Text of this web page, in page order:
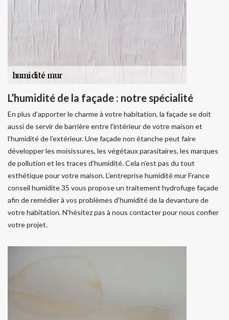
L’humidité de la façade : notre spécialité
En plus d’apporter le charme à votre habitation, la façade se doit
aussi de servir de barrière entre l’intérieur de votre maison et
l’humidité de l’extérieur. Une façade non étanche peut faire
développer les moisissures, les végétaux parasitaires, les marques
de pollution et les traces d’humidité. Cela n’est pas du tout
esthétique pour votre maison. L’entreprise humidité mur France
conseil humidite 35 vous propose un traitement hydrofuge façade
afin de remédier à vos problèmes d’humidité de la devanture de
votre habitation. N’hésitez pas à nous contacter pour nous confier
votre projet.